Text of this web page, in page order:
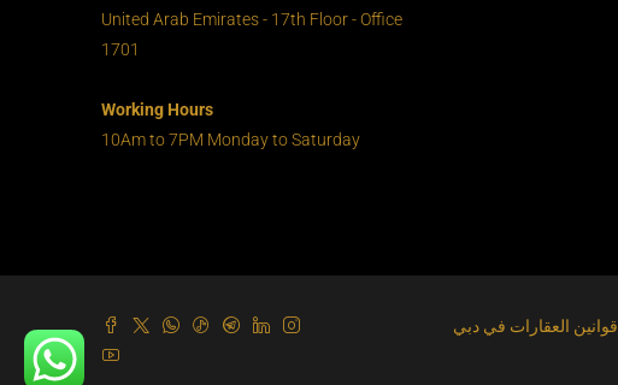
United Arab Emirates - 17th Floor - Office
1701
Working Hours
10Am to 7PM Monday to Saturday
قوانين العقارات في دبي